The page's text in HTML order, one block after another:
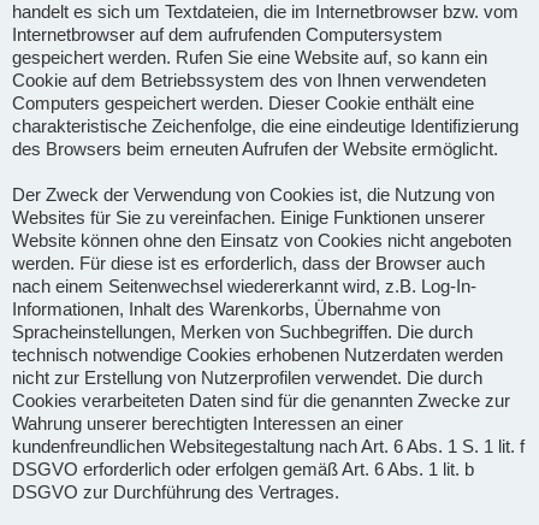
handelt es sich um Textdateien, die im Internetbrowser bzw. vom
Internetbrowser auf dem aufrufenden Computersystem
gespeichert werden. Rufen Sie eine Website auf, so kann ein
Cookie auf dem Betriebssystem des von Ihnen verwendeten
Computers gespeichert werden. Dieser Cookie enthält eine
charakteristische Zeichenfolge, die eine eindeutige Identifizierung
des Browsers beim erneuten Aufrufen der Website ermöglicht.
Der Zweck der Verwendung von Cookies ist, die Nutzung von
Websites für Sie zu vereinfachen. Einige Funktionen unserer
Website können ohne den Einsatz von Cookies nicht angeboten
werden. Für diese ist es erforderlich, dass der Browser auch
nach einem Seitenwechsel wiedererkannt wird, z.B. Log-In-
Informationen, Inhalt des Warenkorbs, Übernahme von
Spracheinstellungen, Merken von Suchbegriffen. Die durch
technisch notwendige Cookies erhobenen Nutzerdaten werden
nicht zur Erstellung von Nutzerprofilen verwendet. Die durch
Cookies verarbeiteten Daten sind für die genannten Zwecke zur
Wahrung unserer berechtigten Interessen an einer
kundenfreundlichen Websitegestaltung nach Art. 6 Abs. 1 S. 1 lit. f
DSGVO erforderlich oder erfolgen gemäß Art. 6 Abs. 1 lit. b
DSGVO zur Durchführung des Vertrages.